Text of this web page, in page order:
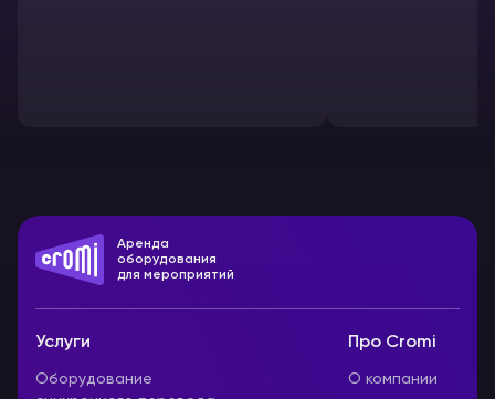
Аренда
оборудования
для мероприятий
Услуги
Оборудование
Про Cromi
О компании